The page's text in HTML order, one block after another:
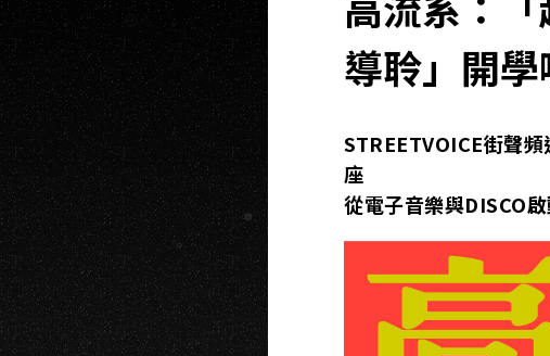
導聆」開學
STREETVOICE街聲
座
從電子音樂與DISCO